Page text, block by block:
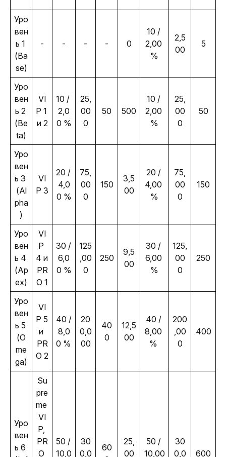
Уро
вен
ь 1
(Ba
se)
- - - - 0
10 /
2,00
%
2,5
00
5
Уро
вен
ь 2
(Be
ta)
VI
P 1
и 2
10 /
2,0
0 %
25,
00
0
50 500
10 /
2,00
%
25,
00
0
50
Уро
вен
ь 3
(Al
pha
)
VI
P 3
20 /
4,0
0 %
75,
00
0
150
3,5
00
20 /
4,00
%
75,
00
0
150
Уро
вен
ь 4
(Ap
ex)
VI
P
4 и
PR
O 1
30 /
6,0
0 %
125
,00
0
250
9,5
00
30 /
6,00
%
125,
00
0
250
Уро
вен
ь 5
(O
me
ga)
VI
P 5
и
PR
O 2
40 /
8,0
20
0,0
00
40
0
12,5
00
40 /
8,00
%
200
,00
0
400
Уро
вен
ь 6
Su
pre
me
VI
P,
PR
O
50 /
10,0
30
0,0
60
25,
00
50 /
10,00
30
0,0
600